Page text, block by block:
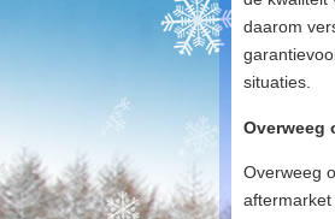
daarom
situaties.
Overweeg
Overweeg